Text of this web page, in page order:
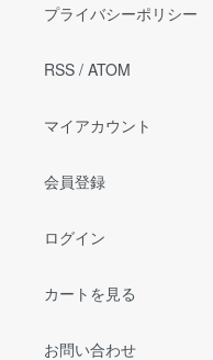
プライバシーポリシー
RSS / ATOM
マイアカウント
会員登録
ログイン
カートを見る
お問い合わせ